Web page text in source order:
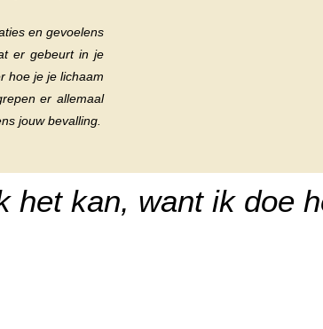
en gevoelens
er gebeurt in je
hoe je je lichaam
er allemaal
jouw bevalling.
het kan, want ik doe